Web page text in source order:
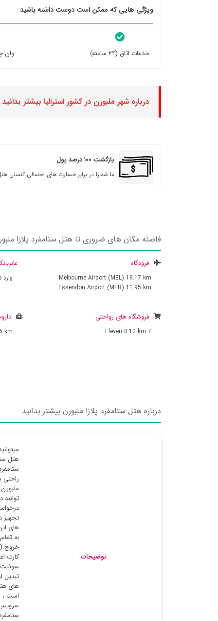
ویژگی هایی که ممکن است دوست داشته باشید
خدمات اتاق (۲۴ ساعته) وان
درباره شهر ملبورن در کشور استرالیا بیشتر بدانید
بازگشت ۱۰۰ درصد پول
ما شمارا در برابر خسارت های احتمالی کنسلی
فاصله مکان های ضروری تا هتل ستامفرد پلازا
فرودگاه
Melbourne Airport (MEL) 19.17 km
Essendon Airport (MEB) 11.95 km
فروشگاه های رواحتی
7 Eleven
0.12 km
km
درباره هتل ستامفرد پلازا ملبورن بیشتر بدانید
توضیحات
هتل
تجهیز
به
خروج
کارت
سوئیت
تبدیل
های
است ،
سرویس